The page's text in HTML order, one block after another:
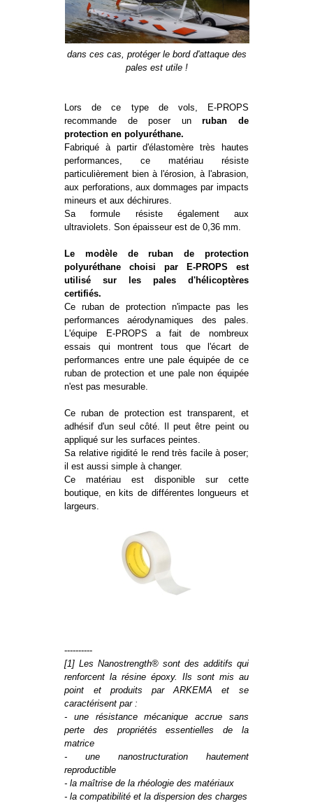
dans ces cas, protéger le bord d'attaque des
pales est utile !
Lors de ce type de vols, E-PROPS
recommande de poser unruban de
protection en polyuréthane.
Fabriqué à partir d'élastomère très hautes
performances, ce matériau résiste
particulièrement bien à l'érosion, à l'abrasion,
aux perforations, aux dommages par impacts
mineurs et aux déchirures.
Sa formule résiste également aux
ultraviolets. Son épaisseur est de 0,36 mm.
Le modèle de ruban de protection
polyuréthane choisi par E-PROPS est
utilisé sur les pales d'hélicoptères
certifiés.
Ce ruban de protection n'impacte pas les
performances aérodynamiques des pales.
L'équipe E-PROPS a fait de nombreux
essais qui montrent tous que l'écart de
performances entre une pale équipée de ce
ruban de protection et une pale non équipée
n'est pas mesurable.
Ce ruban de protection est transparent, et
adhésif d'un seul côté. Il peut être peint ou
appliqué sur les surfaces peintes.
Sa relative rigidité le rend très facile à poser;
il est aussi simple à changer.
Ce matériau est disponible sur cette
boutique, en kits de différentes longueurs et
largeurs.
----------
[1] Les Nanostrength® sont des additifs qui
renforcent la résine époxy. Ils sont mis au
point et produits par ARKEMA et se
caractérisent par :
- une résistance mécanique accrue sans
perte des propriétés essentielles de la
matrice
- une nanostructuration hautement
reproductible
- la maîtrise de la rhéologie des matériaux
- la compatibilité et la dispersion des charges